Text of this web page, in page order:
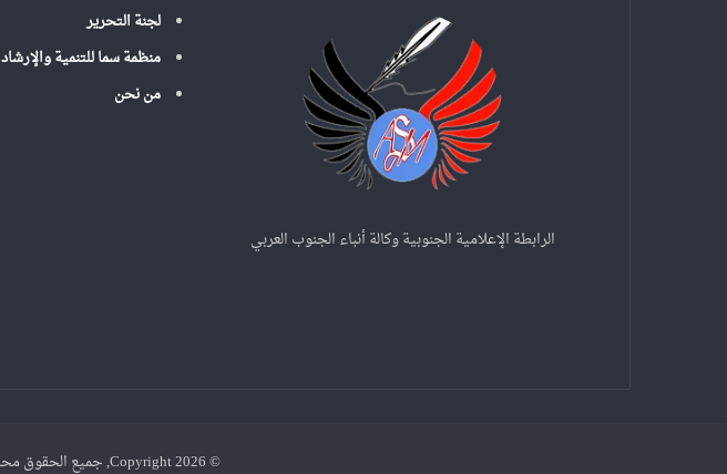
الرابطة الإعلامية الجنوبية وكالة أنباء الجنوب العربي
لجنة التحرير
منظمة سما للتنمية والإرشاد
من نحن
© Copyright 2026, جميع الحقوق محفوظة |